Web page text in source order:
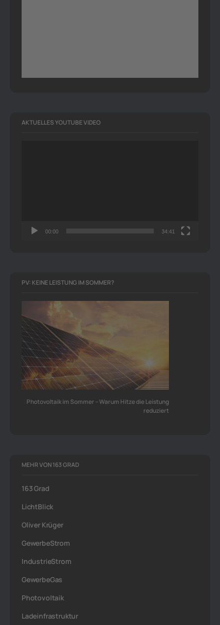
AKTUELLES YOUTUBE VIDEO
00:00 34:41
PV: KEINE LEISTUNG IM SOMMER?
Photovoltaik im Sommer – Warum Hitze die Leistung
reduziert
MEHR VON 163 GRAD
163 Grad
LichtBlick
Oliver Krüger
GewerbeStrom
IndustrieStrom
GewerbeGas
Photovoltaik
Ladeinfrastruktur